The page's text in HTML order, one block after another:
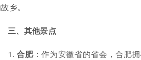
乡。
三、其他景点
1.合肥：作为安徽省的省会，合肥